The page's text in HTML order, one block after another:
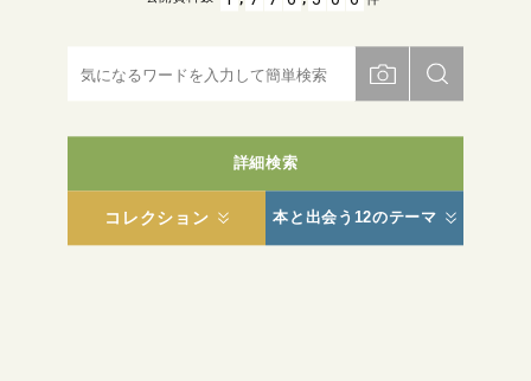
詳細検索
コレクション 本と出会う12のテーマ